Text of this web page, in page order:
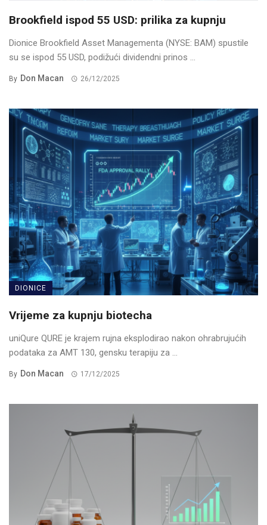
Brookfield ispod 55 USD: prilika za kupnju
Dionice Brookfield Asset Managementa (NYSE: BAM) spustile
su se ispod 55 USD, podižući dividendni prinos ...
By Don Macan 26/12/2025
DIONICE
Vrijeme za kupnju biotecha
uniQure QURE je krajem rujna eksplodirao nakon ohrabrujućih
podataka za AMT 130, gensku terapiju za ...
By Don Macan 17/12/2025